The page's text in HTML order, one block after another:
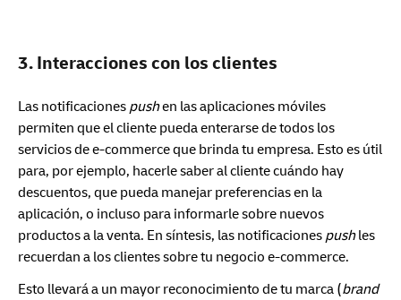
3. Interacciones con los clientes
Las notificaciones pushen las aplicaciones móviles
permiten que el cliente pueda enterarse de todos los
servicios de e-commerce que brinda tu empresa. Esto es útil
para, por ejemplo, hacerle saber al cliente cuándo hay
descuentos, que pueda manejar preferencias en la
aplicación, o incluso para informarle sobre nuevos
productos a la venta. En síntesis, las notificaciones pushles
recuerdan a los clientes sobre tu negocio e-commerce.
Esto llevará a un mayor reconocimiento de tu marca (brand